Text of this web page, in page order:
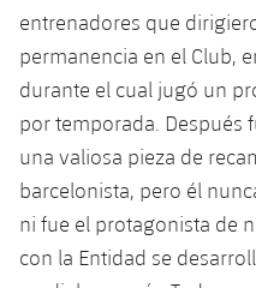
plusicon
más
Instalaciones
Spotify Camp Nou
Palau Blaugrana
SUB13
SUB11 A
SUB11 B
SUB13 B
SUB12 C
SUB11 C
Entradas
Gameday Shows
Resultados
Clasificación
Base
Barça Atlètic
Junior
Cadete A
Cadete B
Campus Verano
PLUSICON
MÁS
Primer Equipo
plusicon
más
Actualidad
Calendario
Barça Atlètic
plusicon
más
Actualidad
Base
plusicon
entrenadores que
permanencia en el Club,
durante el cual jugó un
por temporada. Después
una valiosa pieza de
barcelonista, pero él
ni fue el protagonista de
con la Entidad se